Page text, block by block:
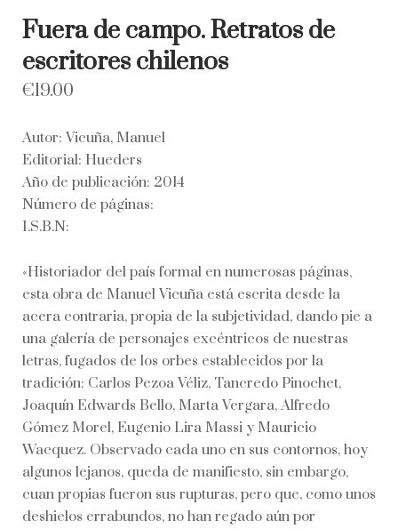
Fuera de campo. Retratos de
escritores chilenos
€19.00
Autor: Vicuña, Manuel
Editorial: Hueders
Año de publicación: 2014
Número de páginas:
I.S.B.N:
«Historiador del país formal en numerosas páginas,
esta obra de Manuel Vicuña está escrita desde la
acera contraria, propia de la subjetividad, dando pie a
una galería de personajes excéntricos de nuestras
letras, fugados de los orbes establecidos por la
tradición: Carlos Pezoa Véliz, Tancredo Pinochet,
Joaquín Edwards Bello, Marta Vergara, Alfredo
Gómez Morel, Eugenio Lira Massi y Mauricio
Wacquez. Observado cada uno en sus contornos, hoy
algunos lejanos, queda de manifiesto, sin embargo,
cuan propias fueron sus rupturas, pero que, como unos
deshielos errabundos, no han regado aún por